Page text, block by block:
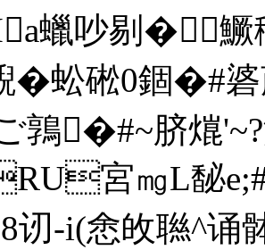
蠟吵剔�
蚣硹0錮�#
鶉�#~脐熴'~?
宮㎎L馝
讱-i(悆敀聮^